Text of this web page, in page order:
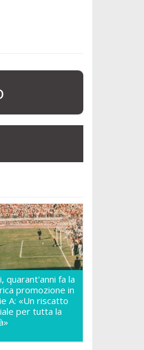
quarant'anni fa la
promozione in
A: «Un riscatto
per tutta la